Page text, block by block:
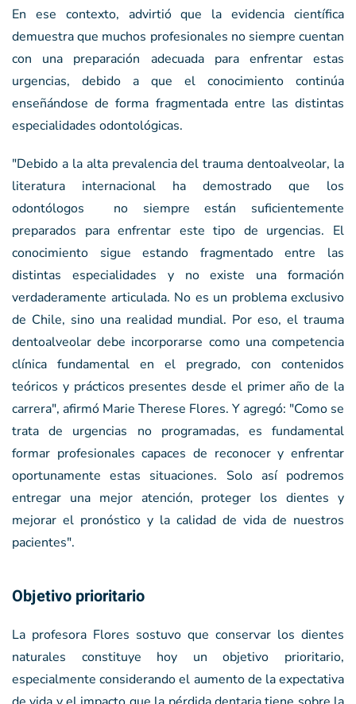
En ese contexto, advirtió que la evidencia científica
demuestra que muchos profesionales no siempre cuentan
con una preparación adecuada para enfrentar estas
urgencias, debido a que el conocimiento continúa
enseñándose de forma fragmentada entre las distintas
especialidades odontológicas.
"Debido a la alta prevalencia del trauma dentoalveolar, la
literatura internacional ha demostrado que los
odontólogos no siempre están suficientemente
preparados para enfrentar este tipo de urgencias. El
conocimiento sigue estando fragmentado entre las
distintas especialidades y no existe una formación
verdaderamente articulada. No es un problema exclusivo
de Chile, sino una realidad mundial. Por eso, el trauma
dentoalveolar debe incorporarse como una competencia
clínica fundamental en el pregrado, con contenidos
teóricos y prácticos presentes desde el primer año de la
carrera", afirmó Marie Therese Flores. Y agregó: "Como se
trata de urgencias no programadas, es fundamental
formar profesionales capaces de reconocer y enfrentar
oportunamente estas situaciones. Solo así podremos
entregar una mejor atención, proteger los dientes y
mejorar el pronóstico y la calidad de vida de nuestros
pacientes".
Objetivo prioritario
La profesora Flores sostuvo que conservar los dientes
naturales constituye hoy un objetivo prioritario,
especialmente considerando el aumento de la expectativa